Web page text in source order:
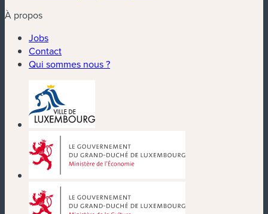
À propos
Jobs
Contact
Qui sommes nous ?